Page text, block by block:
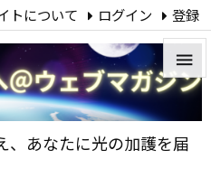
、あなたに光の加護を届


メニ

トについて ログイン 登録